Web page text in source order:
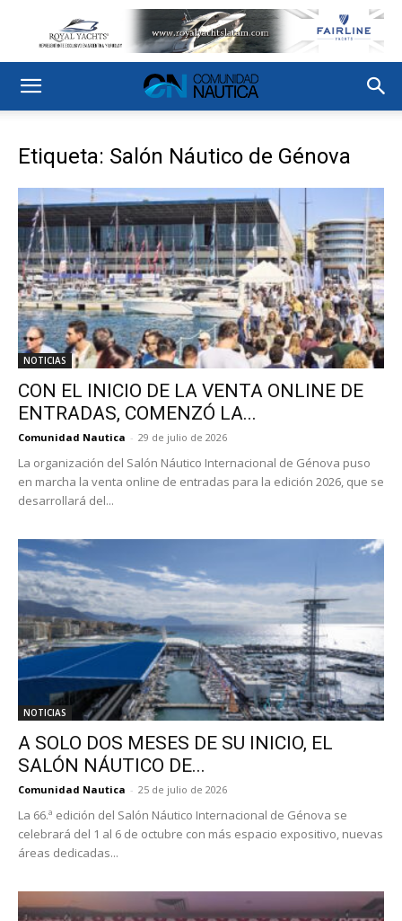
Etiqueta: Salón Náutico de Génova
NOTICIAS
CON EL INICIO DE LA VENTA ONLINE DE
ENTRADAS, COMENZÓ LA...
Comunidad Nautica - 29 de julio de 2026
La organización del Salón Náutico Internacional de Génova puso
en marcha la venta online de entradas para la edición 2026, que se
desarrollará del...
NOTICIAS
A SOLO DOS MESES DE SU INICIO, EL
SALÓN NÁUTICO DE...
Comunidad Nautica - 25 de julio de 2026
La 66.ª edición del Salón Náutico Internacional de Génova se
celebrará del 1 al 6 de octubre con más espacio expositivo, nuevas
áreas dedicadas...